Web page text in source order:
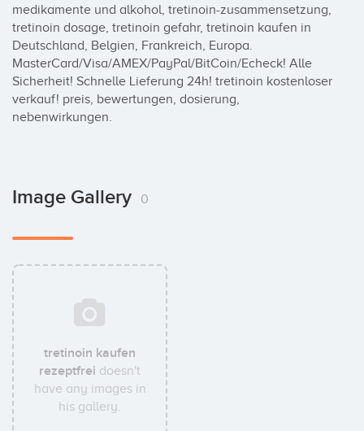
medikamente und alkohol, tretinoin-zusammensetzung,
tretinoin dosage, tretinoin gefahr, tretinoin kaufen in
Deutschland, Belgien, Frankreich, Europa.
MasterCard/Visa/AMEX/PayPal/BitCoin/Echeck! Alle
Sicherheit! Schnelle Lieferung 24h! tretinoin kostenloser
verkauf! preis, bewertungen, dosierung,
nebenwirkungen.
Image Gallery 0
tretinoin kaufen
rezeptfrei doesn't
have any images in
his gallery.